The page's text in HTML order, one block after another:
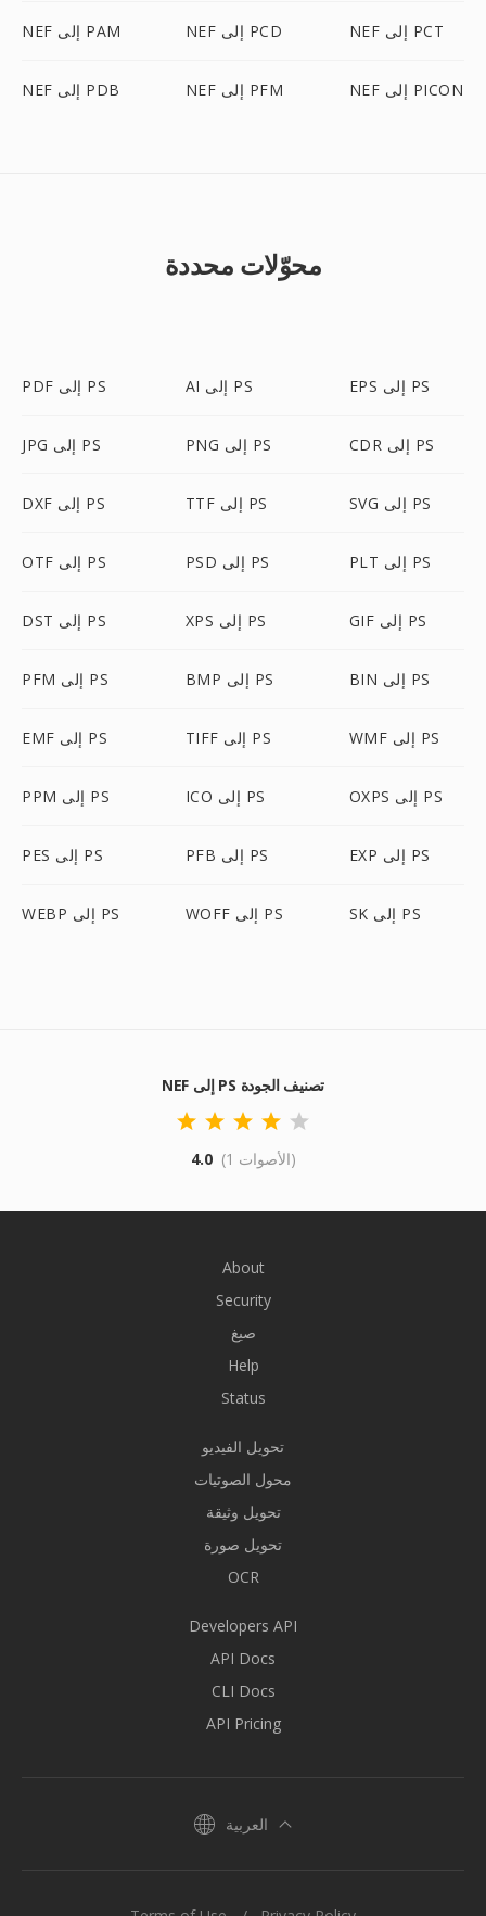
NEF إلى PAM NEF إلى PCD NEF إلى PCT
NEF إلى PDB NEF إلى PFM NEF إلى PICON
محوّلات محددة
PDF إلى PS AI إلى PS EPS إلى PS
JPG إلى PS PNG إلى PS CDR إلى PS
DXF إلى PS TTF إلى PS SVG إلى PS
OTF إلى PS PSD إلى PS PLT إلى PS
DST إلى PS XPS إلى PS GIF إلى PS
PFM إلى PS BMP إلى PS BIN إلى PS
EMF إلى PS TIFF إلى PS WMF إلى PS
PPM إلى PS ICO إلى PS OXPS إلى PS
PES إلى PS PFB إلى PS EXP إلى PS
WEBP إلى PS WOFF إلى PS SK إلى PS
NEF إلى PS تصنيف الجودة
4.0 (1 الأصوات)
About
Security
صيغ
Help
Status
تحويل الفيديو
محول الصوتيات
تحويل وثيقة
تحويل صورة
OCR
Developers API
API Docs
CLI Docs
API Pricing
العربية